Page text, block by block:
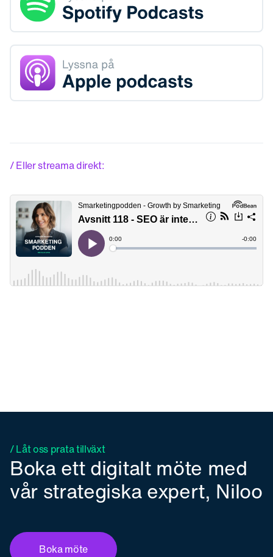
/ Eller streama direkt:
/ Låt oss prata tillväxt
Boka ett digitalt möte med
vår strategiska expert, Niloo
Boka möte